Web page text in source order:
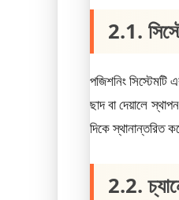
2.1.
পজিশনিং সিস্টেমটি
ছাদ বা দেয়ালে
দিকে স্থানান্তরিত
2.2.